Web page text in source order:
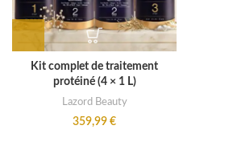
Kit complet de traitement
protéiné (4 × 1 L)
Lazord Beauty
359,99 €